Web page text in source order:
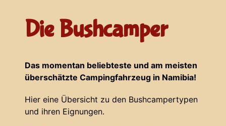
Die Bushcamper
Das momentan beliebteste und am meisten
überschätzte Campingfahrzeug in Namibia!
Hier eine Übersicht zu den Bushcampertypen
und ihren Eignungen.